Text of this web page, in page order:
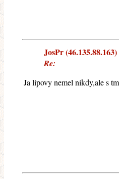
JosPr
Re:
Ja lipovy nemel nikdy,ale s